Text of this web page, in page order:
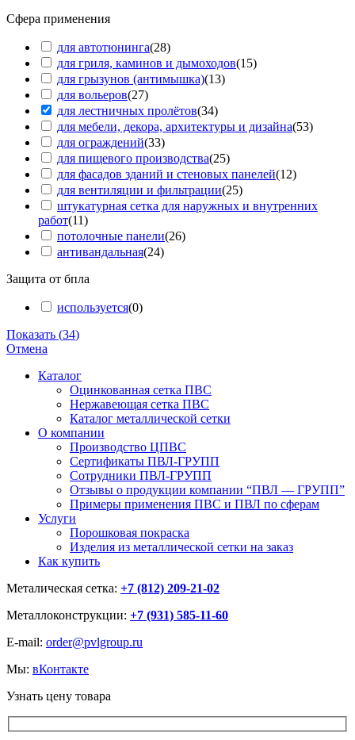
Сфера применения
для автотюнинга(28)
для гриля, каминов и дымоходов(15)
для грызунов (антимышка)(13)
для вольеров(27)
для лестничных пролётов(34)
для мебели, декора, архитектуры и дизайна(53)
для ограждений(33)
для пищевого производства(25)
для фасадов зданий и стеновых панелей(12)
для вентиляции и фильтрации(25)
штукатурная сетка для наружных и внутренних
работ(11)
потолочные панели(26)
антивандальная(24)
Защита от бпла
используется(0)
Показать (34)
Отмена
Каталог
Оцинкованная сетка ПВС
Нержавеющая сетка ПВС
Каталог металлической сетки
О компании
Производство ЦПВС
Сертификаты ПВЛ-ГРУПП
Сотрудники ПВЛ-ГРУПП
Отзывы о продукции компании “ПВЛ — ГРУПП”
Примеры применения ПВС и ПВЛ по сферам
Услуги
Порошковая покраска
Изделия из металлической сетки на заказ
Как купить
Металическая сетка: +7 (812) 209-21-02
Металлоконструкции: +7 (931) 585-11-60
E-mail: order@pvlgroup.ru
Мы: вКонтакте
Узнать цену товара